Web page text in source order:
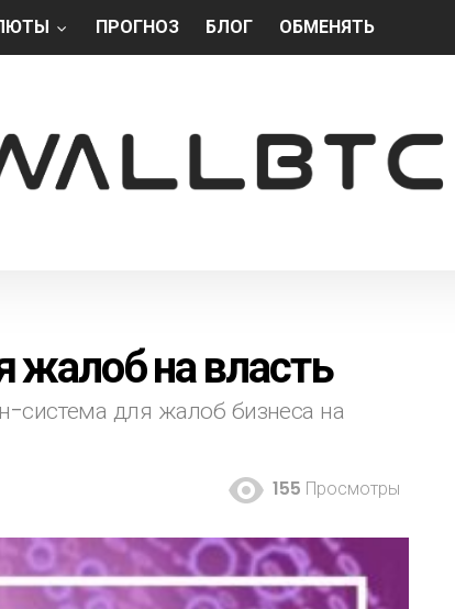
ПРОГНОЗ БЛОГ ОБМЕНЯТЬ
на власть
система для жалоб бизнеса на
155 Просмотры